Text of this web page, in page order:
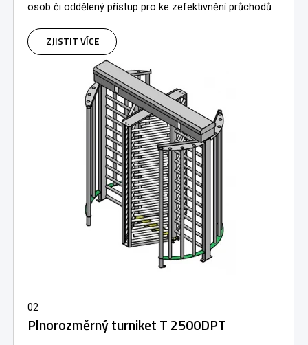
osob či oddělený přístup pro ke zefektivnění průchodů
ZJISTIT VÍCE
02
Plnorozměrný turniket T 2500DPT